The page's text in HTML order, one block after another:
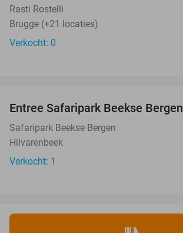
TODAY
Rasti Rostelli
Brugge (+21 locaties)
Verkocht: 0
TODAY
Entree Safaripark Beekse Bergen
Safaripark Beekse Bergen
Hilvarenbeek
Verkocht: 1